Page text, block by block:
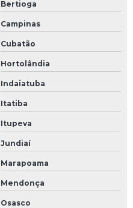
Bertioga
Campinas
Cubatão
Hortolândia
Indaiatuba
Itatiba
Itupeva
Jundiaí
Marapoama
Mendonça
Osasco